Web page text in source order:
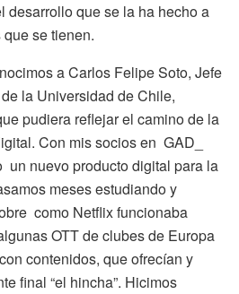
desarrollo que se la ha hecho a
se tienen.
a Carlos Felipe Soto, Jefe
la Universidad de Chile,
pudiera reflejar el camino de la
Con mis socios en GAD_
un nuevo producto digital para la
meses estudiando y
como Netflix funcionaba
OTT de clubes de Europa
contenidos, que ofrecían y
final “el hincha”. Hicimos